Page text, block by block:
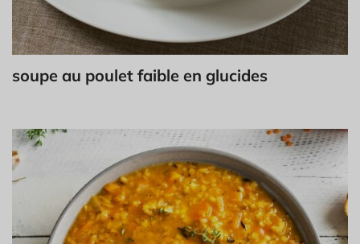
soupe au poulet faible en glucides